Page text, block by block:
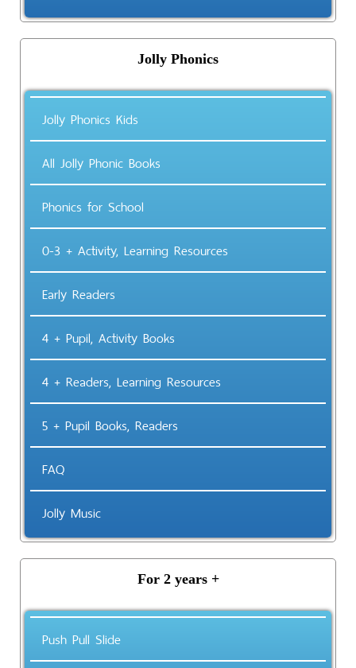
Jolly Phonics
Jolly Phonics Kids
All Jolly Phonic Books
Phonics for School
0-3 + Activity, Learning Resources
Early Readers
4 + Pupil, Activity Books
4 + Readers, Learning Resources
5 + Pupil Books, Readers
FAQ
Jolly Music
For 2 years +
Push Pull Slide